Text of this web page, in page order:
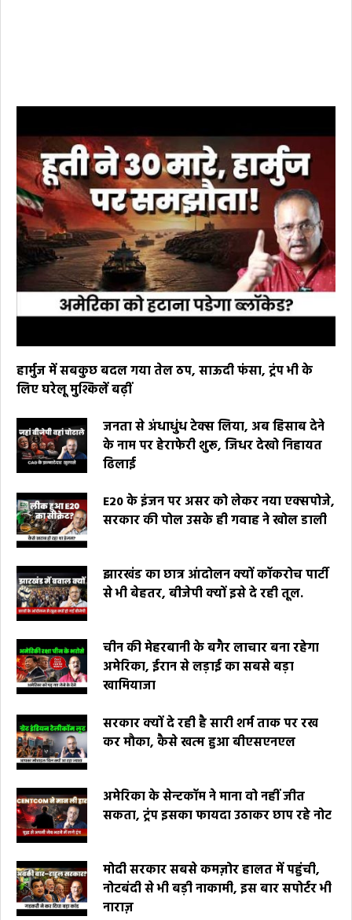
हार्मुज में सबकुछ बदल गया तेल ठप, साऊदी फंसा, ट्रंप भी के
लिए घरेलू मुश्किलें बढ़ीं
जनता से अंधाधुंध टेक्स लिया, अब हिसाब देने
के नाम पर हेराफेरी शुरू, जिधर देखो निहायत
ढिलाई
E20 के इंजन पर असर को लेकर नया एक्सपोजे,
सरकार की पोल उसके ही गवाह ने खोल डाली
झारखंड का छात्र आंदोलन क्यों कॉकरोच पार्टी
से भी बेहतर, बीजेपी क्यों इसे दे रही तूल.
चीन की मेहरबानी के बगैर लाचार बना रहेगा
अमेरिका, ईरान से लड़ाई का सबसे बड़ा
खामियाजा
सरकार क्यों दे रही है सारी शर्म ताक पर रख
कर मौका, कैसे खत्म हुआ बीएसएनएल
अमेरिका के सेन्टकॉम ने माना वो नहीं जीत
सकता, ट्रंप इसका फायदा उठाकर छाप रहे नोट
मोदी सरकार सबसे कमज़ोर हालत में पहुंची,
नोटबंदी से भी बड़ी नाकामी, इस बार सपोर्टर भी
नाराज़